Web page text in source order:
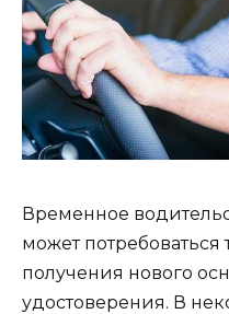
Временное
может
получения нового
удостоверения. В